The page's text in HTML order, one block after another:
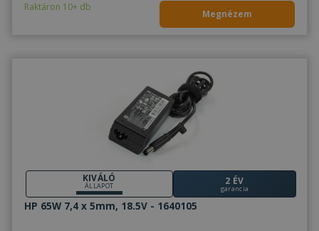
Raktáron 10+ db
Megnézem
KIVÁLÓ
ÁLLAPOT 2 ÉV
garancia
HP 65W 7,4 x 5mm, 18.5V - 1640105